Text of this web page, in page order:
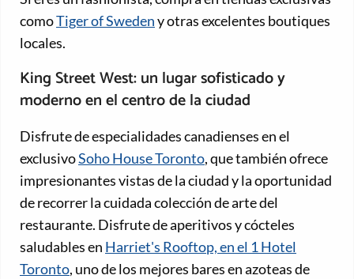
comoTiger of Swedeny otras excelentes boutiques
locales.
King Street West: un lugar sofisticado y
moderno en el centro de la ciudad
Disfrute de especialidades canadienses en el
exclusivoSoho House Toronto, que también ofrece
impresionantes vistas de la ciudad y la oportunidad
de recorrer la cuidada colección de arte del
restaurante. Disfrute de aperitivos y cócteles
saludables en Harriet's Rooftop, en el 1 Hotel
Toronto, uno de los mejores bares en azoteas de